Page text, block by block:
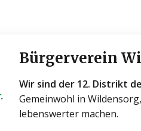
Bürgerverein
Wir sind der 12. Distrikt
Gemeinwohl in
lebenswerter machen.